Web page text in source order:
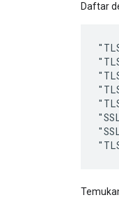
Daftar